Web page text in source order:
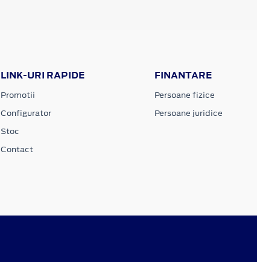
LINK-URI RAPIDE
Promotii
Configurator
Stoc
Contact
FINANTARE
Persoane fizice
Persoane juridice